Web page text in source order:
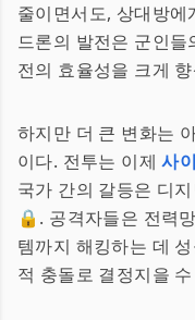
줄이면서도, 상대방
드론의 발전은 군인
전의 효율성을 크게
하지만 더 큰 변화는
이다. 전투는 이제사
국가 간의 갈등은 디
🔒. 공격자들은 전력
템까지 해킹하는 데
적 충돌로 결정지을